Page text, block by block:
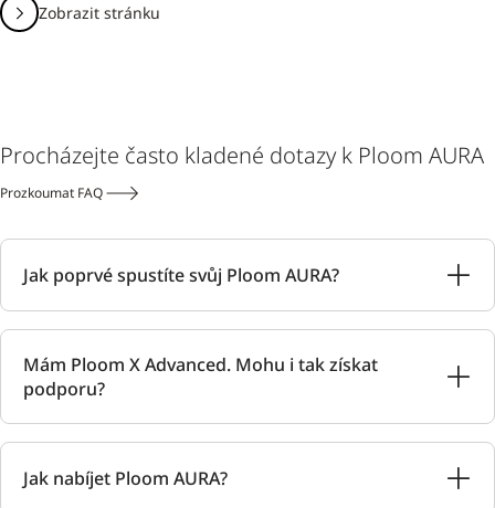
Zobrazit stránku
Procházejte často kladené dotazy k Ploom AURA
Prozkoumat FAQ
Jak poprvé spustíte svůj Ploom AURA?
Mám Ploom X Advanced. Mohu i tak získat
podporu?
Jak nabíjet Ploom AURA?